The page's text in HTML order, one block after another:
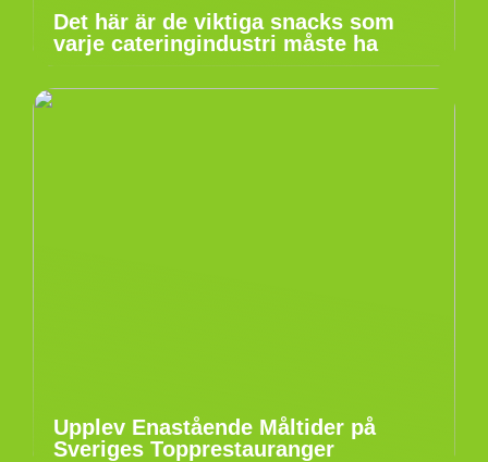
Det här är de viktiga snacks som
varje cateringindustri måste ha
Upplev Enastående Måltider på
Sveriges Topprestauranger